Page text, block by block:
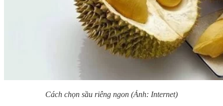
Cách chọn sầu riêng ngon (Ảnh: Internet)